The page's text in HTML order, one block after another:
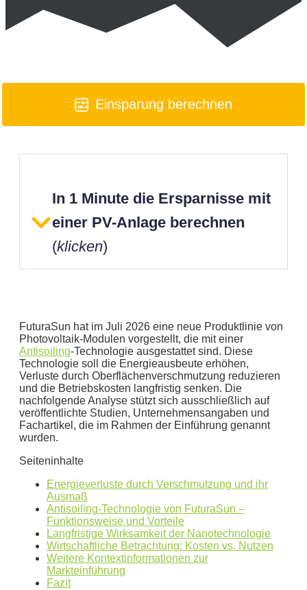
Einsparung berechnen
In 1 Minute die Ersparnisse mit
einer PV-Anlage berechnen
(klicken)
Geben Sie hier Ihren jährlichen Stromverbrauch an
kWh
Wir empfehlen: kWp Anlage sowie einenkWp
Speicher.
Aktuellen Strompreis anpassen
€/kWh
Dies ist eine beispielhafte Rechnung mit folgender
Annahme:
0kWh Verbrauch
aktuellen Strompreis von
FuturaSun hat im Juli 2026 eine neue Produktlinie von
Photovoltaik-Modulen vorgestellt, die mit einer
Antisoiling-Technologie ausgestattet sind. Diese
Technologie soll die Energieausbeute erhöhen,
Verluste durch Oberflächenverschmutzung reduzieren
und die Betriebskosten langfristig senken. Die
nachfolgende Analyse stützt sich ausschließlich auf
veröffentlichte Studien, Unternehmensangaben und
Fachartikel, die im Rahmen der Einführung genannt
wurden.
Seiteninhalte
Energieverluste durch Verschmutzung und ihr
Ausmaß
Antisoiling-Technologie von FuturaSun –
Funktionsweise und Vorteile
Langfristige Wirksamkeit der Nanotechnologie
Wirtschaftliche Betrachtung: Kosten vs. Nutzen
Weitere Kontextinformationen zur
Markteinführung
Fazit